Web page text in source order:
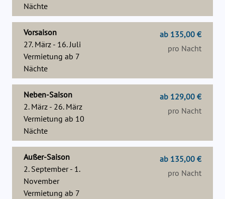
Nächte
Vorsaison
27. März - 16. Juli
Vermietung ab 7
Nächte
ab 135,00 €
pro Nacht
Neben-Saison
2. März - 26. März
Vermietung ab 10
Nächte
ab 129,00 €
pro Nacht
Außer-Saison
2. September - 1.
November
Vermietung ab 7
ab 135,00 €
pro Nacht